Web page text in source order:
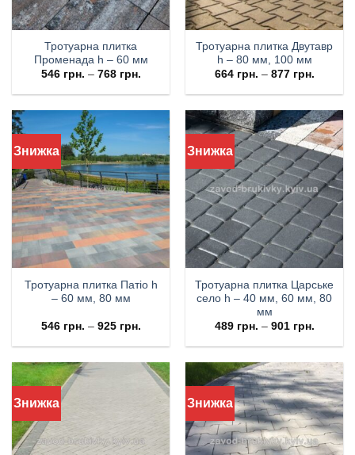
Тротуарна плитка
Променада h – 60 мм
546 грн. – 768 грн.
Тротуарна плитка Двутавр
h – 80 мм, 100 мм
664 грн. – 877 грн.
Знижка
Тротуарна плитка Патіо h
– 60 мм, 80 мм
546 грн. – 925 грн.
Знижка
Тротуарна плитка Царське
село h – 40 мм, 60 мм, 80
мм
489 грн. – 901 грн.
Знижка Знижка